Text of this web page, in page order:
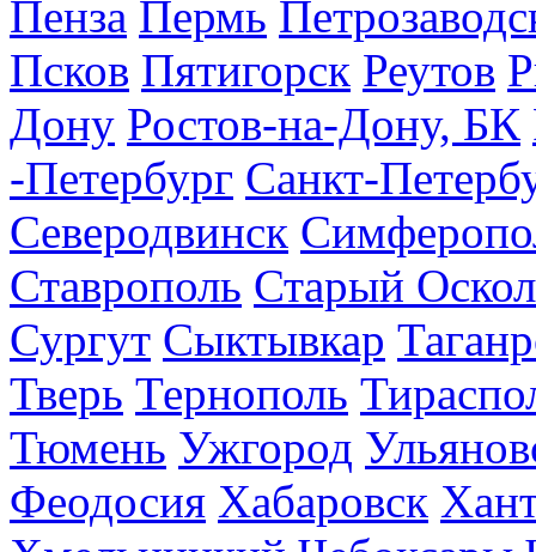
Пенза Пермь
Псков Пятигорск Реутов
Дону Ростов-на-Дону, БК
-Петербург Санкт-
Северодвинск
Ставрополь Старый Оскол
Сургут Сыктывкар
Тверь Тернополь
Тюмень Ужгород
Феодосия Хабаровск